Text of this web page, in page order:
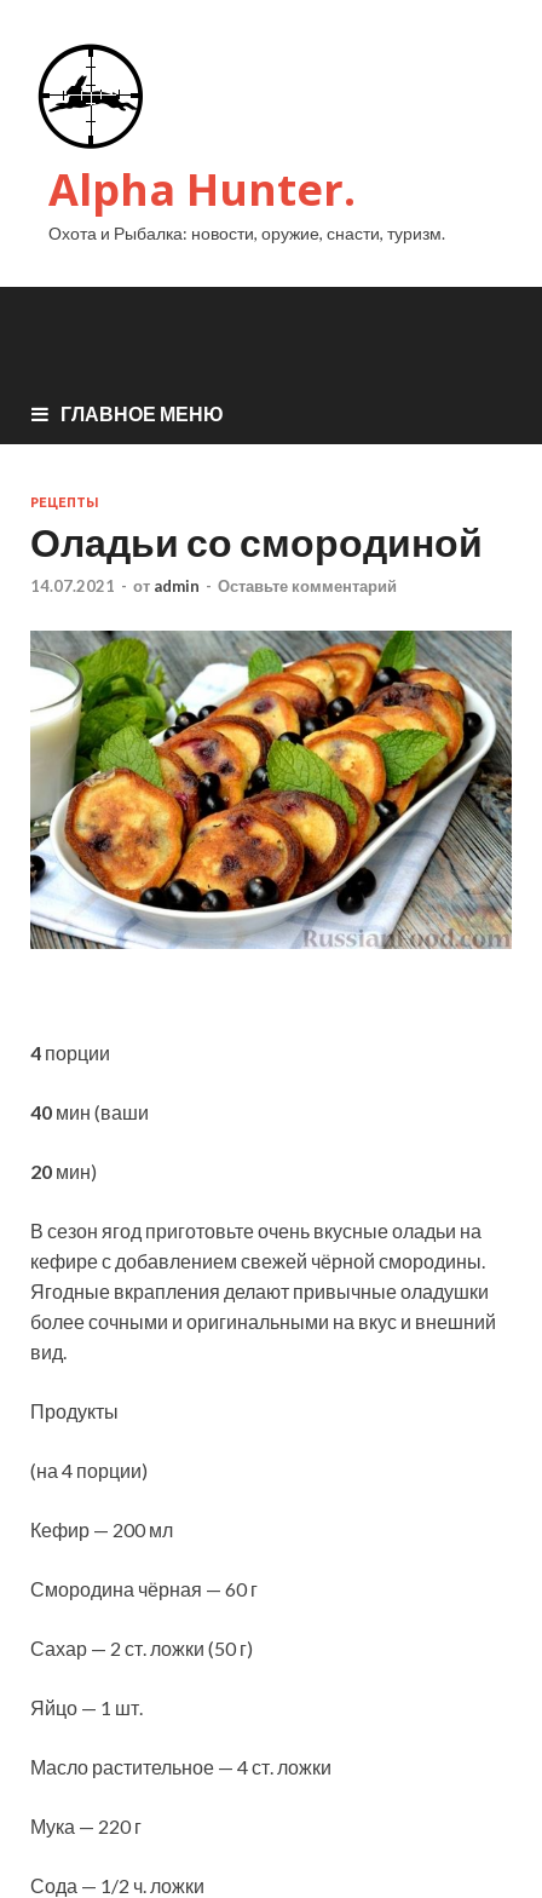
Alpha Hunter.
Охота и Рыбалка: новости, оружие, снасти, туризм.
ГЛАВНОЕ МЕНЮ
РЕЦЕПТЫ
Оладьи со смородиной
14.07.2021 - от admin - Оставьте комментарий
4 порции
40 мин (ваши
20 мин)
В сезон ягод приготовьте очень вкусные оладьи на
кефире с добавлением свежей чёрной смородины.
Ягодные вкрапления делают привычные оладушки
более сочными и оригинальными на вкус и внешний
вид.
Продукты
(на 4 порции)
Кефир — 200 мл
Смородина чёрная — 60 г
Сахар — 2 ст. ложки (50 г)
Яйцо — 1 шт.
Масло растительное — 4 ст. ложки
Мука — 220 г
Сода — 1/2 ч. ложки